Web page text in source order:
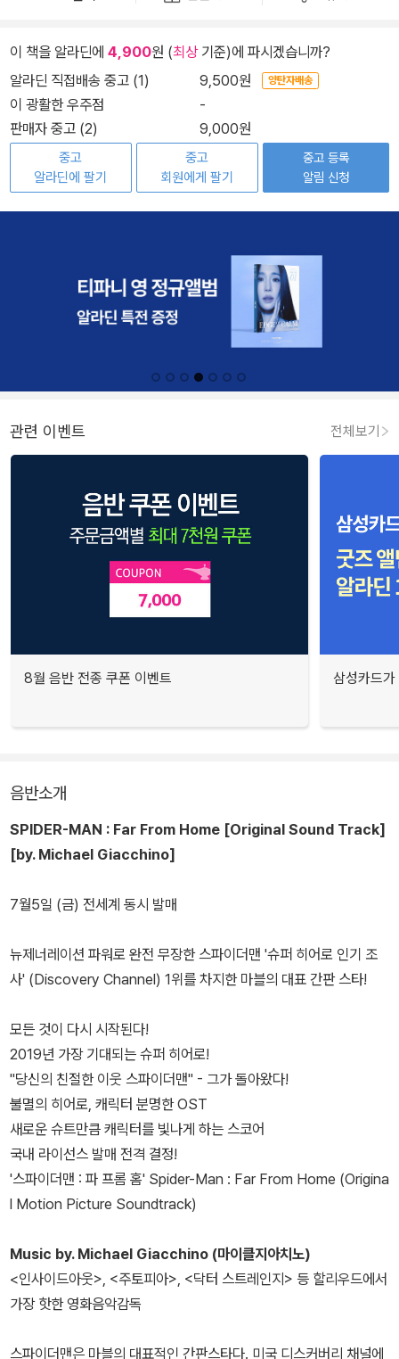
이 책을 알라딘에 4,900원 (최상기준)에 파시겠습니까?
알라딘 직접배송 중고 (1)
9,500원 양탄자배송
이 광활한 우주점
-
판매자 중고 (2)
9,000원
중고
알라딘에 팔기
중고
회원에게 팔기
중고 등록
알림 신청
관련 이벤트 전체보기
8월 음반 전종 쿠폰 이벤트 삼성카드
음반소개
SPIDER-MAN : Far From Home [Original Sound Track]
[by. Michael Giacchino]
7월5일 (금) 전세계 동시 발매
뉴제너레이션 파워로 완전 무장한 스파이더맨 '슈퍼 히어로 인기 조
사' (Discovery Channel) 1위를 차지한 마블의 대표 간판 스타!
모든 것이 다시 시작된다!
2019년 가장 기대되는 슈퍼 히어로!
"당신의 친절한 이웃 스파이더맨" - 그가 돌아왔다!
불멸의 히어로, 캐릭터 분명한 OST
새로운 슈트만큼 캐릭터를 빛나게 하는 스코어
국내 라이선스 발매 전격 결정!
'스파이더맨 : 파 프롬 홈' Spider-Man : Far From Home (Origina
l Motion Picture Soundtrack)
Music by. Michael Giacchino (마이클지아치노)
<인사이드아웃>, <주토피아>, <닥터 스트레인지> 등 할리우드에서
가장 핫한 영화음악감독
스파이더맨은 마블의 대표적인 간판스타다. 미국 디스커버리 채널에